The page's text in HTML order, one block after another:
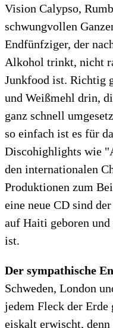
Vision Calypso,
schwungvollen
Endfünfziger, der
Alkohol trinkt, nicht
Junkfood ist. Richtig
und Weißmehl drin,
ganz schnell
so einfach ist es für
Discohighlights wie
den internationalen
Produktionen zum
eine neue CD sind
auf Haiti geboren
ist.
Der sympathische
Schweden, London
jedem Fleck der
eiskalt erwischt,